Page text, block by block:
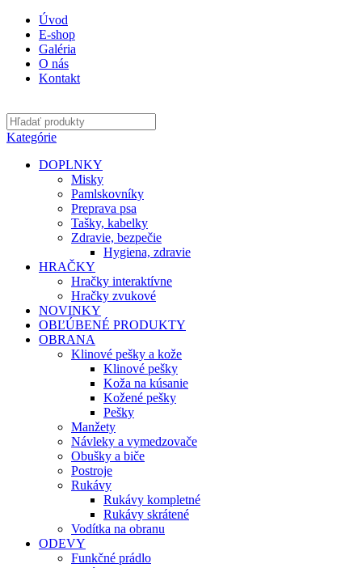
Úvod
E-shop
Galéria
O nás
Kontakt
Kategórie
DOPLNKY
Misky
Pamlskovníky
Preprava psa
Tašky, kabelky
Zdravie, bezpečie
Hygiena, zdravie
HRAČKY
Hračky interaktívne
Hračky zvukové
NOVINKY
OBĽÚBENÉ PRODUKTY
OBRANA
Klinové pešky a kože
Klinové pešky
Koža na kúsanie
Kožené pešky
Pešky
Manžety
Návleky a vymedzovače
Obušky a biče
Postroje
Rukávy
Rukávy kompletné
Rukávy skrátené
Vodítka na obranu
ODEVY
Funkčné prádlo